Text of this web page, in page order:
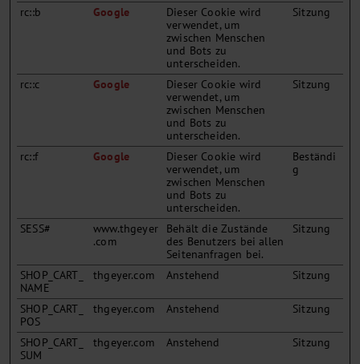
rc::b Google
Dieser Cookie wird
verwendet, um
zwischen Menschen
und Bots zu
unterscheiden.
Sitzung
rc::c Google
Dieser Cookie wird
verwendet, um
zwischen Menschen
und Bots zu
unterscheiden.
Sitzung
rc::f Google
Dieser Cookie wird
verwendet, um
zwischen Menschen
und Bots zu
unterscheiden.
Beständi
g
SESS#
www.thgeyer
.com
Behält die Zustände
des Benutzers bei allen
Seitenanfragen bei.
Sitzung
SHOP_CART_
NAME
thgeyer.com Anstehend Sitzung
SHOP_CART_
POS
thgeyer.com Anstehend Sitzung
SHOP_CART_
SUM
thgeyer.com Anstehend Sitzung